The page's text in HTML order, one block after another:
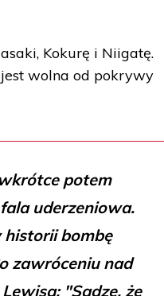
Kokurę i Niigatę.
wolna od pokrywy
potem
uderzeniowa.
historii bombę
zawróceniu nad
"Sądzę, że